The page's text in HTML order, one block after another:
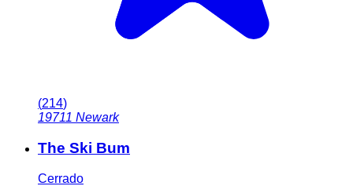
(214)
19711 Newark
The Ski Bum
Cerrado